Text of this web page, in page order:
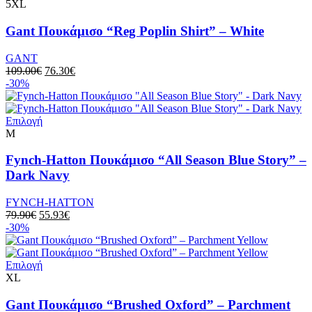
προϊόντος
πολλαπλές
παραλλαγές.
επιλογές
μπορούν
να
επιλεγούν
στη
σελίδα
προϊόντος
5XL
Gant Πουκάμισο “Reg Poplin Shirt” – White
GANT
109.00€ Original
was:
109.00€.
76.30€Η
τιμή
είναι:
-30%
ΕπιλογήΑυτό
έχει
πολλαπλές
παραλλαγές.
επιλογές
μπορούν
επιλεγούν
στη
σελίδα
M
Fynch-Hatton Πουκάμισο “All Season Blue Story” –
Dark Navy
FYNCH-HATTON
79.90€ Original
was:
79.90€.
55.93€Η
τιμή
είναι:
-30%
ΕπιλογήΑυτό
έχει
XL
Gant Πουκάμισο “Brushed Oxford” – Parchment